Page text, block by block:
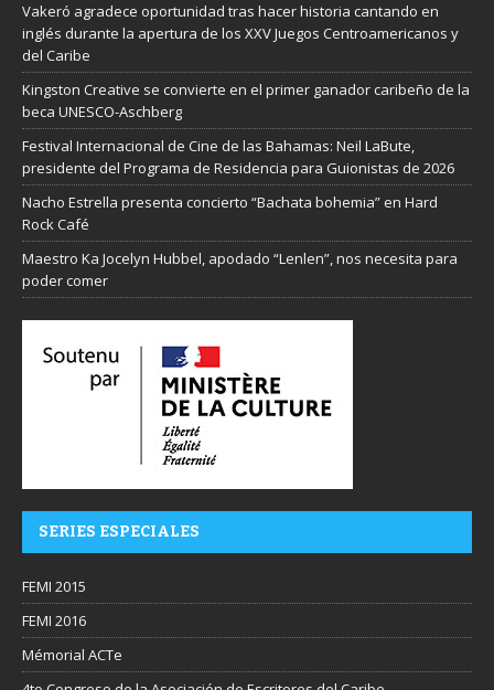
Vakeró agradece oportunidad tras hacer historia cantando en
inglés durante la apertura de los XXV Juegos Centroamericanos y
del Caribe
Kingston Creative se convierte en el primer ganador caribeño de la
beca UNESCO-Aschberg
Festival Internacional de Cine de las Bahamas: Neil LaBute,
presidente del Programa de Residencia para Guionistas de 2026
Nacho Estrella presenta concierto “Bachata bohemia” en Hard
Rock Café
Maestro Ka Jocelyn Hubbel, apodado “Lenlen”, nos necesita para
poder comer
SERIES ESPECIALES
FEMI 2015
FEMI 2016
Mémorial ACTe